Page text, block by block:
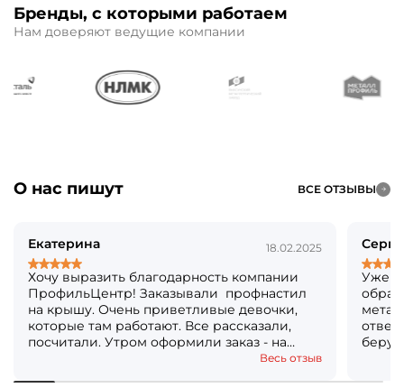
Бренды, с которыми работаем
Нам доверяют ведущие компании
О нас пишут ВСЕ ОТЗЫВЫ
Екатерина 18.02.2025
Хочу выразить благодарность компании
ПрофильЦентр! Заказывали профнастил
на крышу. Очень приветливые девочки,
которые там работают. Все рассказали,
посчитали. Утром оформили заказ - на
следующий день уже все было готово!Весь отзыв
Уже